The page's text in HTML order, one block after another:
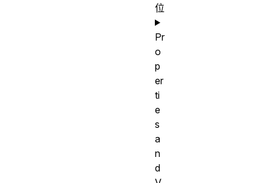
位
Pr
o
p
er
ti
e
s
a
n
d